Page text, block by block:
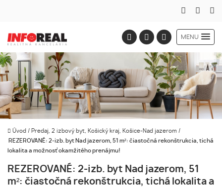
MENU
Úvod / Predaj, 2 izbový byt, Košický kraj, Košice-Nad jazerom /
REZEROVANÉ: 2-izb. byt Nad jazerom, 51 m²: čiastočná rekonštrukcia, tichá
lokalita a možnosť okamžitého prenájmu!
REZEROVANÉ: 2-izb. byt Nad jazerom, 51
m²: čiastočná rekonštrukcia, tichá lokalita a